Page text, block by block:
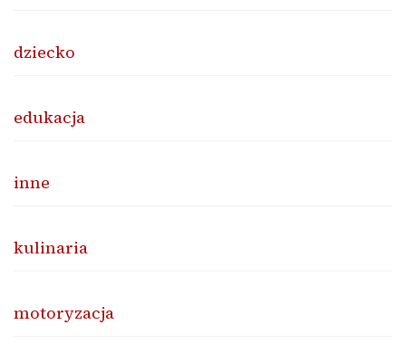
dziecko
edukacja
inne
kulinaria
motoryzacja